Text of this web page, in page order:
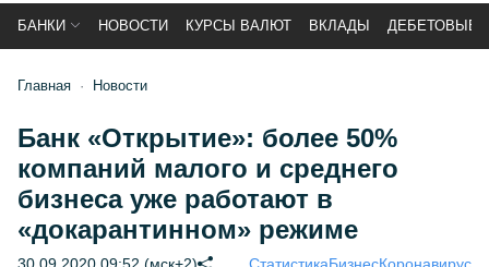
БАНКИ НОВОСТИ КУРСЫ ВАЛЮТ ВКЛАДЫ ДЕБЕТОВЫЕ
Главная Новости
Банк «Открытие»: более 50%
компаний малого и среднего
бизнеса уже работают в
«докарантинном» режиме